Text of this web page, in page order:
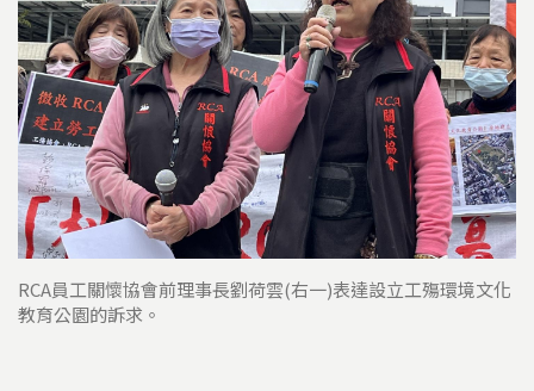
RCA員工關懷協會前理事長劉荷雲(右一)表達設立工殤環境文化
教育公園的訴求。